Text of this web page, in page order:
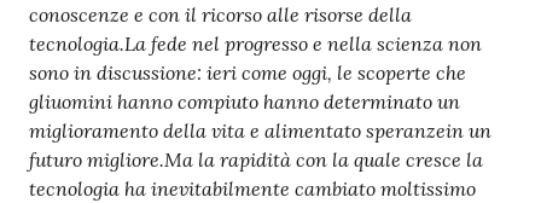
conoscenze e con il ricorso alle risorse della
tecnologia.La fede nel progresso e nella scienza non
sono in discussione: ieri come oggi, le scoperte che
gliuomini hanno compiuto hanno determinato un
miglioramento della vita e alimentato speranzein un
futuro migliore.Ma la rapidità con la quale cresce la
tecnologia ha inevitabilmente cambiato moltissimo